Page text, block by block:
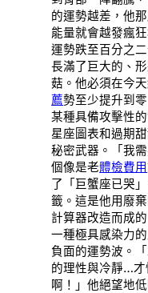
的運勢越差，他
能量就會越發瘋
運勢跌至百分之
長滿了巨大的、
菇。他必須在今
薦勢至少提升到
某種具備攻擊性
星座圖表和過期
秘密武器。「我
個像是老體檢費用
了「巨蟹座已哭
籤。這是他用廢
計算器改造而成
一種極具感染力
負面的運勢波。
的理性與冷靜…才
啊！」他絕望地